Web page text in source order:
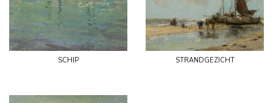
schip strandgezicht